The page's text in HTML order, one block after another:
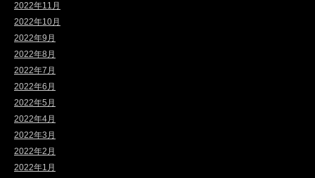
2022年11月
2022年10月
2022年9月
2022年8月
2022年7月
2022年6月
2022年5月
2022年4月
2022年3月
2022年2月
2022年1月